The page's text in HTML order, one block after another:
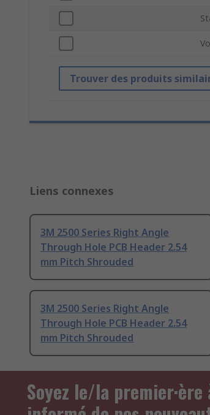
Trouver des produits
Liens connexes
3M 2500 Series Right Angle
Through Hole PCB Header 2.54
mm Pitch Shrouded
3M 2500 Series Right Angle
Through Hole PCB Header 2.54
mm Pitch Shrouded
Soyez le/la